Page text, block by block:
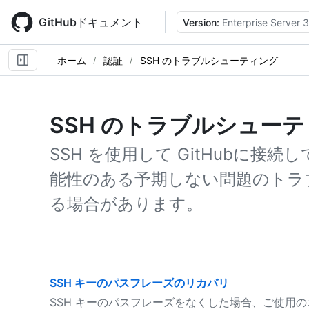
main
content
GitHubドキュメント Version: Enterprise Server
ホーム 認証 SSH のトラブルシューティング
SSH のトラブルシュー
SSH を使用して GitHubに接続し
能性のある予期しない問題のト
る場合があります。
SSH キーのパスフレーズのリカバリ
SSH キーのパスフレーズをなくした場合、ご使用